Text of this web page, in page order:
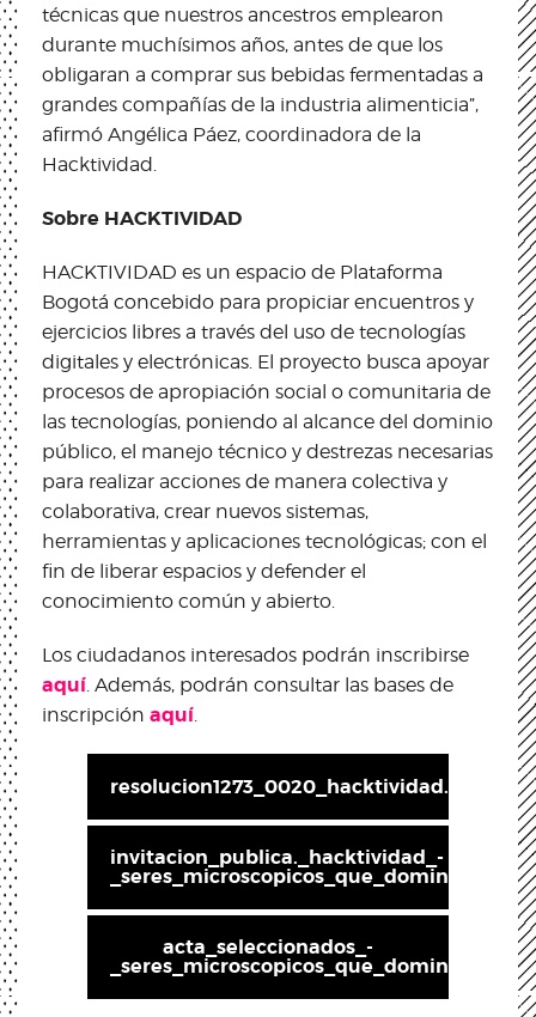
técnicas que nuestros ancestros emplearon
durante muchísimos años, antes de que los
obligaran a comprar sus bebidas fermentadas a
grandes compañías de la industria alimenticia”,
afirmó Angélica Páez, coordinadora de la
Hacktividad.
Sobre HACKTIVIDAD
HACKTIVIDAD es un espacio de Plataforma
Bogotá concebido para propiciar encuentros y
ejercicios libres a través del uso de tecnologías
digitales y electrónicas. El proyecto busca apoyar
procesos de apropiación social o comunitaria de
las tecnologías, poniendo al alcance del dominio
público, el manejo técnico y destrezas necesarias
para realizar acciones de manera colectiva y
colaborativa, crear nuevos sistemas,
herramientas y aplicaciones tecnológicas; con el
fin de liberar espacios y defender el
conocimiento común y abierto.
Los ciudadanos interesados podrán inscribirse
aquí. Además, podrán consultar las bases de
inscripción aquí.
resolucion1273_0020_hacktividad.pdf
invitacion_publica._hacktividad_-
acta_seleccionados_-